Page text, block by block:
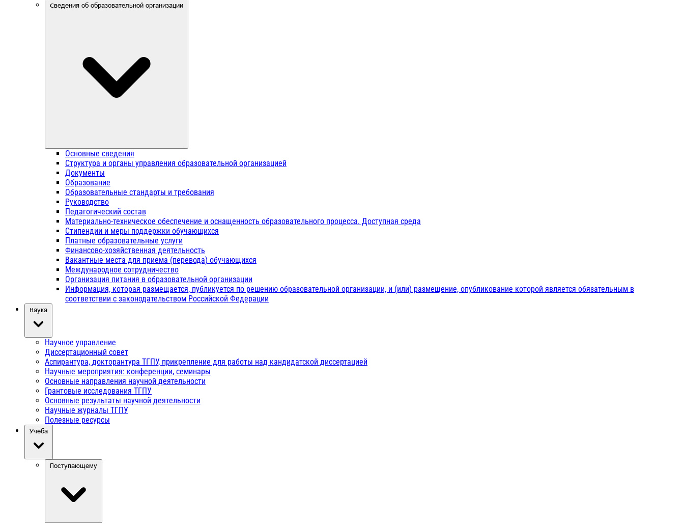
Сведения об образовательной организации
Основные сведения
Структура и органы управления образовательной организацией
Документы
Образование
Образовательные стандарты и требования
Руководство
Педагогический состав
Материально-техническое обеспечение и оснащенность образовательного процесса. Доступная среда
Стипендии и меры поддержки обучающихся
Платные образовательные услуги
Финансово-хозяйственная деятельность
Вакантные места для приема (перевода) обучающихся
Международное сотрудничество
Организация питания в образовательной организации
Информация, которая размещается, публикуется по решению образовательной организации, и (или) размещение, опубликование которой является обязательным в
соответствии с законодательством Российской Федерации
Наука
Научное управление
Диссертационный совет
Аспирантура, докторантура ТГПУ, прикрепление для работы над кандидатской диссертацией
Научные мероприятия: конференции, семинары
Основные направления научной деятельности
Грантовые исследования ТГПУ
Основные результаты научной деятельности
Научные журналы ТГПУ
Полезные ресурсы
Учёба
Поступающему